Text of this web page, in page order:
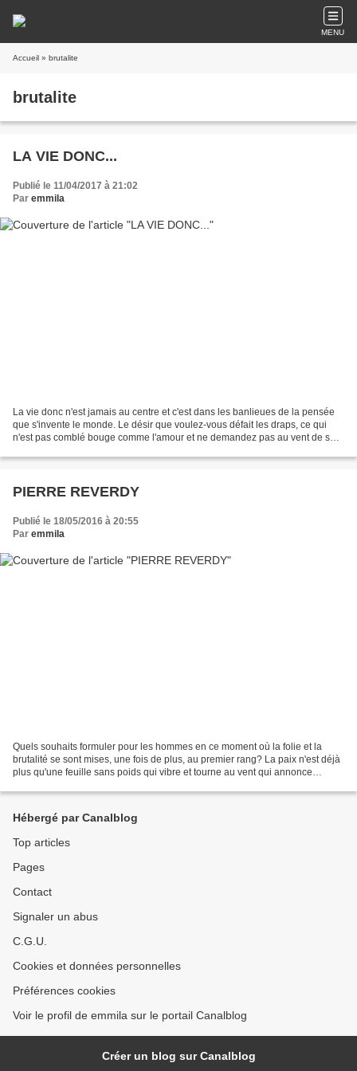
MENU
Accueil » brutalite
brutalite
LA VIE DONC...
Publié le 11/04/2017 à 21:02
Par emmila
La vie donc n'est jamais au centre et c'est dans les banlieues de la pensée
que s'invente le monde. Le désir que voulez-vous défait les draps, ce qui
n'est pas comblé bouge comme l'amour et ne demandez pas au vent de se
PIERRE REVERDY
Publié le 18/05/2016 à 20:55
Par emmila
Quels souhaits formuler pour les hommes en ce moment où la folie et la
brutalité se sont mises, une fois de plus, au premier rang? La paix n'est déjà
plus qu'une feuille sans poids qui vibre et tourne au vent qui annonce
Hébergé par Canalblog
Top articles
Pages
Contact
Signaler un abus
C.G.U.
Cookies et données personnelles
Préférences cookies
Voir le profil de emmila sur le portail Canalblog
Créer un blog sur Canalblog